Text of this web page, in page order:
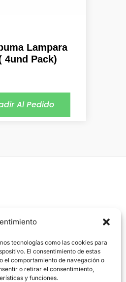
tecnologías como las cookies para
El consentimiento de estas
el comportamiento de navegación o
o retirar el consentimiento,
y funciones.
Lampara
4und Pack)
Al Pedido